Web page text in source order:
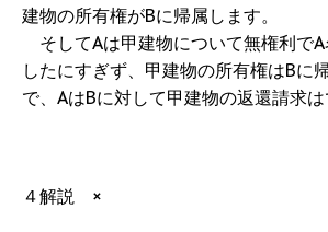
建物の所有権がBに帰属します。
そしてAは甲建物について無権利で
したにすぎず、甲建物の所有権はBに
で、AはBに対して甲建物の返還請求は
４解説 ×